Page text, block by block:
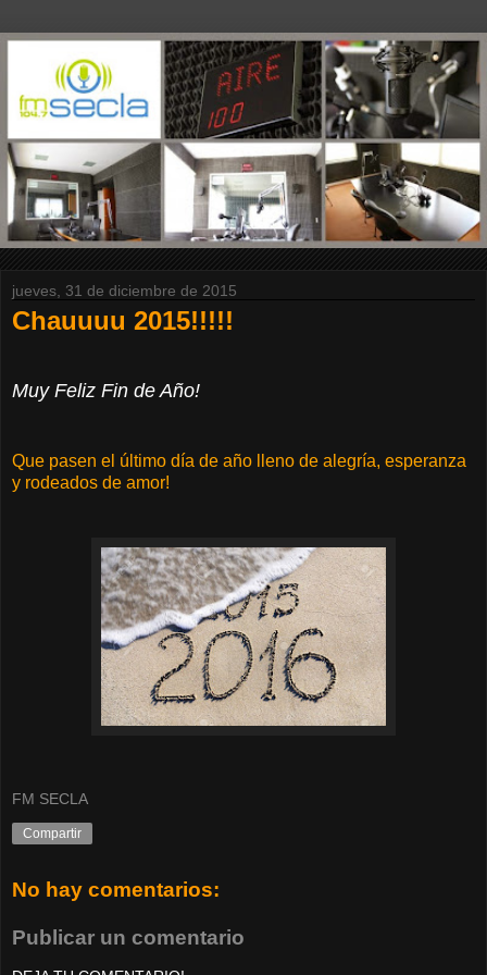
jueves, 31 de diciembre de 2015
Chauuuu 2015!!!!!
Muy Feliz Fin de Año!
Que pasen el último día de año lleno de alegría, esperanza
y rodeados de amor!
FM SECLA
Compartir
No hay comentarios:
Publicar un comentario